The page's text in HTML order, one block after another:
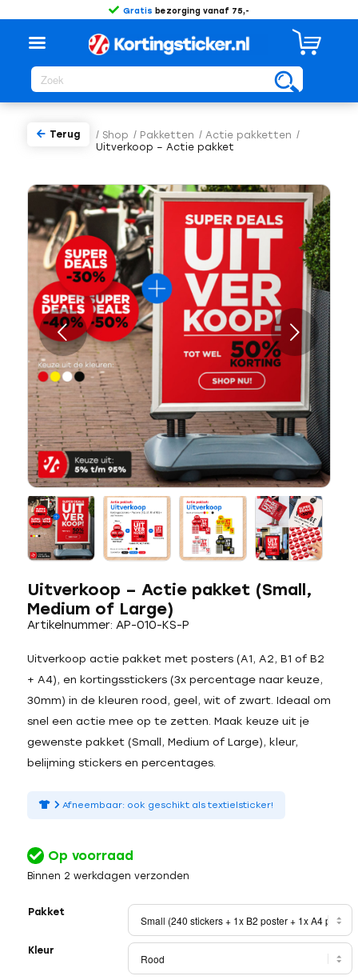
Gratis bezorging vanaf 75,-
/ Shop / Pakketten / Actie pakketten /
Uitverkoop – Actie pakket
Terug
Volgende
Uitverkoop – Actie pakket (Small,
Medium of Large)
Artikelnummer: AP-010-KS-P
Uitverkoop actie pakket met posters (A1, A2, B1 of B2
+ A4), en kortingsstickers (3x percentage naar keuze,
30mm) in de kleuren rood, geel, wit of zwart. Ideaal om
snel een actie mee op te zetten. Maak keuze uit je
gewenste pakket (Small, Medium of Large), kleur,
belijming stickers en percentages.
Afneembaar: ook geschikt als textielsticker!
Op voorraad
Binnen 2 werkdagen verzonden
Pakket
Kleur